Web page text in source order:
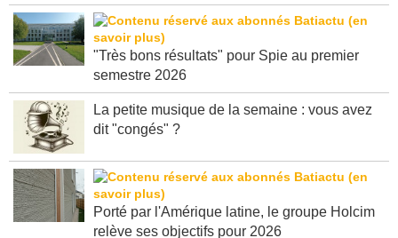
"Très bons résultats" pour Spie au premier
La petite musique de la semaine : vous avez
Porté par l'Amérique latine, le groupe Holcim